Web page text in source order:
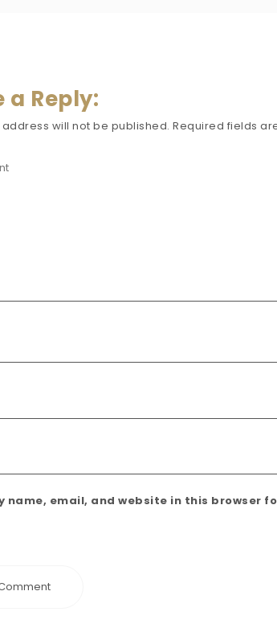
a Reply:
will not be published. Required fields
name, email, and website in this browser